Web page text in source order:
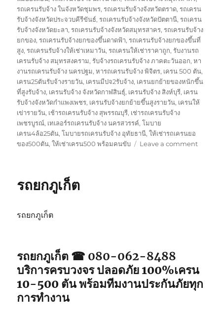
รถเครนรับจ้าง ในจังหวัดชุมพร,รถเครนรับจ้างจังหวัดตราด,รถเครน
รับจ้างจังหวัดประจวบคีรีขันธ์,รถเครนรับจ้างจังหวัดปัตตานี,รถเครน
รับจ้างจังหวัดยะลา,รถเครนรับจ้างจังหวัดสมุทรสาคร,รถเครนรับจ้าง
ยกของ,รถเครนรับจ้างยกของขึ้นดาดฟ้า,รถเครนรับจ้างยกของขึ้นที่
สูง,รถเครนรับจ้างให้เช่าเหมาวัน,รถเครนให้เช่าราคาถูก,รับงานรถ
เครนรับจ้าง สมุทรสงคราม,รับจ้างรถเครนรับจ้าง ภาคตะวันออก,หา
งานรถเครนรับจ้าง นครปฐม,หารถเครนรับจ้าง พิจิตร, เครน 500 ตัน,
เครน25ตันรับจ้างรายวัน, เครนมีปจ2รับจ้าง, เครนยกย้ายของหนักขึ้น
ที่สูงรับจ้าง, เครนรับจ้าง จังหวัดกาฬสินธุ์, เครนรับจ้าง สิงห์บุรี, เครน
รับจ้างจังหวัดกำแพงเพชร, เครนรับจ้างยกย้ายขึ้นสูงรายวัน, เครนให้
เข่ารายวัน, เช้ารถเครนรับจ้าง สุพรรณบุรี, เช่ารถเครนรับจ้าง
เพชรบูรณ์, เทเลอร์รถเครนรับจ้าง นครสวรรค์,โมบาย
เครน4ล้อ25ตัน,โมบายรถเครนรับจ้าง อุทัยธานี,ให้เช่ารถเครนยอ
ของ500ตัน,ให้เช่าเครน500 พร้อมคนขับ Leave a commenton
รถยกภูเก็ต
รถยกภูเก็ต
รถยกภูเก็ต ☎ 080-062-8488
บริการครบวงจร ปลอดภัย 100%เครน
10-500 ตัน พร้อมทีมงานประกันภัยทุก
การทำงาน